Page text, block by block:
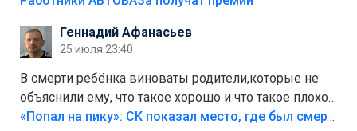
Геннадий Афанасьев
25 июля 23:40
В смерти ребёнка виноваты родители,которые не
объяснили ему, что такое хорошо и что такое плохо!
Лезть через такой забор,верх безумия,есть же
«Попал на пику»: СК показал место, где был смертельно травмирован ребенок в Тольятти